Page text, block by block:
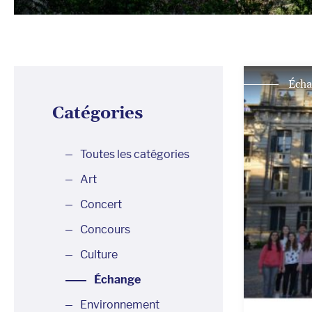
Catégories
Toutes les catégories
Art
Concert
Concours
Culture
Échange
Environnement